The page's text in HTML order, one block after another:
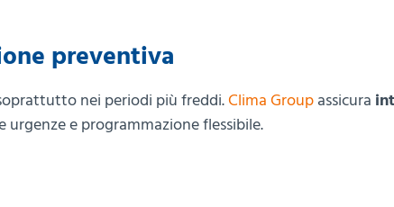
preventiva
nei periodi più freddi.Clima Group assicura
e programmazione flessibile.